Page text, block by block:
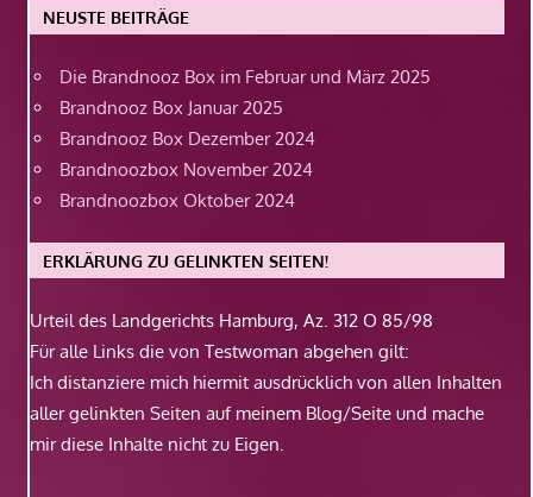
NEUSTE BEITRÄGE
Die Brandnooz Box im Februar und März 2025
Brandnooz Box Januar 2025
Brandnooz Box Dezember 2024
Brandnoozbox November 2024
Brandnoozbox Oktober 2024
ERKLÄRUNG ZU GELINKTEN SEITEN!
Urteil des Landgerichts Hamburg, Az. 312 O 85/98
Für alle Links die von Testwoman abgehen gilt:
Ich distanziere mich hiermit ausdrücklich von allen Inhalten
aller gelinkten Seiten auf meinem Blog/Seite und mache
mir diese Inhalte nicht zu Eigen.